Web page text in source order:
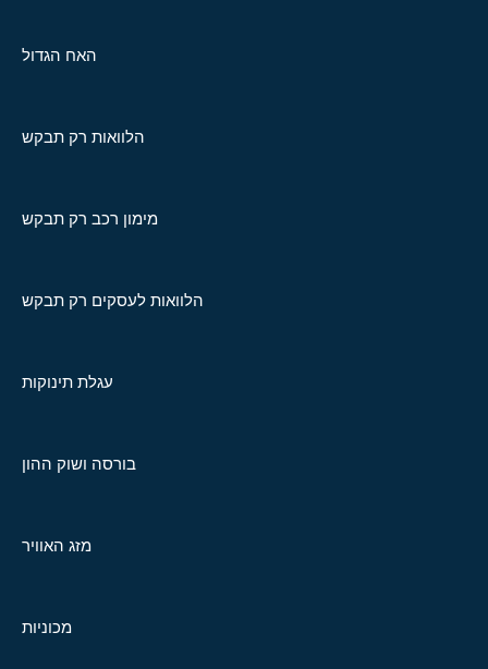
האח הגדול
הלוואות רק תבקש
מימון רכב רק תבקש
הלוואות לעסקים רק תבקש
עגלת תינוקות
בורסה ושוק ההון
מזג האוויר
מכוניות